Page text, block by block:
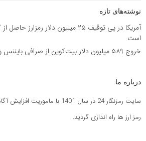
نوشته‌های تازه
آمریکا در پی توقیف ۲۵ میلیون دلار
است
خروج ۵۸۹ میلیون دلار بیت‌کوین از صرافی بایننس و تاثیر آن بر بازار
درباره ما
سایت رمزنگار 24 در سال 1401 با
رمز ارز ها راه اندازی گردید.